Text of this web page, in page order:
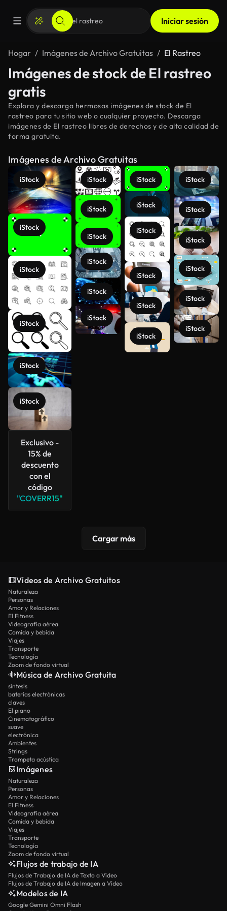
Iniciar sesión
Hogar Imágenes de Archivo Gratuitas El Rastreo
Imágenes de stock de El rastreo
gratis
Explora y descarga hermosas imágenes de stock de El
rastreo para tu sitio web o cualquier proyecto. Descarga
imágenes de El rastreo libres de derechos y de alta calidad de
forma gratuita.
Imágenes de Archivo Gratuitas
iStock
iStock
iStock
iStock
iStock
iStock
Exclusivo -
15% de
descuento
con el
código
"COVERR15"
iStock
iStock
iStock
iStock
iStock
iStock
iStock
iStock
iStock
iStock
iStock
iStock
iStock
iStock
iStock
iStock
iStock
iStock
Cargar más
Vídeos de Archivo Gratuitos
Naturaleza
Personas
Amor y Relaciones
El Fitness
Videografía aérea
Comida y bebida
Viajes
Transporte
Tecnología
Zoom de fondo virtual
Música de Archivo Gratuita
síntesis
baterías electrónicas
claves
El piano
Cinematográfico
suave
electrónica
Ambientes
Strings
Trompeta acústica
Imágenes
Naturaleza
Personas
Amor y Relaciones
El Fitness
Videografía aérea
Comida y bebida
Viajes
Transporte
Tecnología
Zoom de fondo virtual
Flujos de trabajo de IA
Flujos de Trabajo de IA de Texto a Vídeo
Flujos de Trabajo de IA de Imagen a Vídeo
Modelos de IA
Google Gemini Omni Flash